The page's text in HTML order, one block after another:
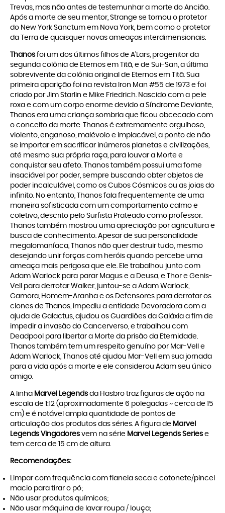
Trevas, mas não antes de testemunhar a morte do Ancião.
Após a morte de seu mentor, Strange se tornou o protetor
do New York Sanctum em Nova York, bem como o protetor
da Terra de quaisquer novas ameaças interdimensionais.
Thanos foi um dos últimos filhos de A'Lars, progenitor da
segunda colônia de Eternos em Titã, e de Sui-San, a última
sobrevivente da colônia original de Eternos em Titã. Sua
primeira aparição foi na revista Iron Man #55 de 1973 e foi
criado por Jim Starlin e Mike Friedrich. Nascido com a pele
roxa e com um corpo enorme devido a Síndrome Deviante,
Thanos era uma criança sombria que ficou obcecado com
o conceito da morte. Thanos é extremamente orgulhoso,
violento, enganoso, malévolo e implacável, a ponto de não
se importar em sacrificar inúmeros planetas e civilizações,
até mesmo sua própria raça, para louvar a Morte e
conquistar seu afeto. Thanos também possui uma fome
insaciável por poder, sempre buscando obter objetos de
poder incalculável, como os Cubos Cósmicos ou as joias do
infinito. No entanto, Thanos fala frequentemente de uma
maneira sofisticada com um comportamento calmo e
coletivo, descrito pelo Surfista Prateado como professor.
Thanos também mostrou uma apreciação por agricultura e
busca de conhecimento. Apesar de sua personalidade
megalomaníaca, Thanos não quer destruir tudo, mesmo
desejando unir forças com heróis quando percebe uma
ameaça mais perigosa que ele. Ele trabalhou junto com
Adam Warlock para parar Magus e a Deusa, e Thor e Genis-
Vell para derrotar Walker, juntou-se a Adam Warlock,
Gamora, Homem-Aranha e os Defensores para derrotar os
clones de Thanos, impediu a entidade Devoradora com a
ajuda de Galactus, ajudou os Guardiões da Galáxia a fim de
impedir a invasão do Cancerverso, e trabalhou com
Deadpool para libertar a Morte da prisão da Eternidade.
Thanos também tem um respeito genuíno por Mar-Vell e
Adam Warlock, Thanos até ajudou Mar-Vell em sua jornada
para a vida após a morte e ele considerou Adam seu único
amigo.
A linha Marvel Legends da Hasbro traz figuras de ação na
escala de 1:12 (aproximadamente 6 polegadas ~ cerca de 15
cm) e é notável ampla quantidade de pontos de
articulação dos produtos das séries. A figura de Marvel
Legends Vingadores vem na série Marvel Legends Series e
tem cerca de 15 cm de altura.
Recomendações:
Limpar com frequência com flanela seca e cotonete/pincel
macio para tirar o pó;
Não usar produtos químicos;
Não usar máquina de lavar roupa / louça;